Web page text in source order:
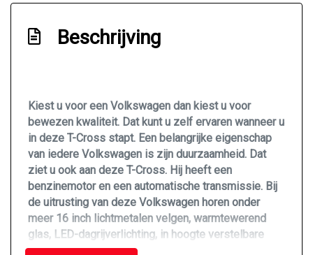
Achterbank in delen neerklapbaar
Armsteun voor
Bestuurdersstoel in hoogte verstelbaar
Cruise control adaptief
Elektrische ramen achter
Elektrische ramen voor
Hoofdsteunen anti-whiplash
Beschrijving
Kiest u voor een Volkswagen dan kiest u voor
bewezen kwaliteit. Dat kunt u zelf ervaren wanneer u
in deze T-Cross stapt. Een belangrijke eigenschap
van iedere Volkswagen is zijn duurzaamheid. Dat
ziet u ook aan deze T-Cross. Hij heeft een
benzinemotor en een automatische transmissie. Bij
de uitrusting van deze Volkswagen horen onder
meer 16 inch lichtmetalen velgen, warmtewerend
glas, LED-dagrijverlichting, in hoogte verstelbare
passagiersstoel, in delen neerklapbare achterbank